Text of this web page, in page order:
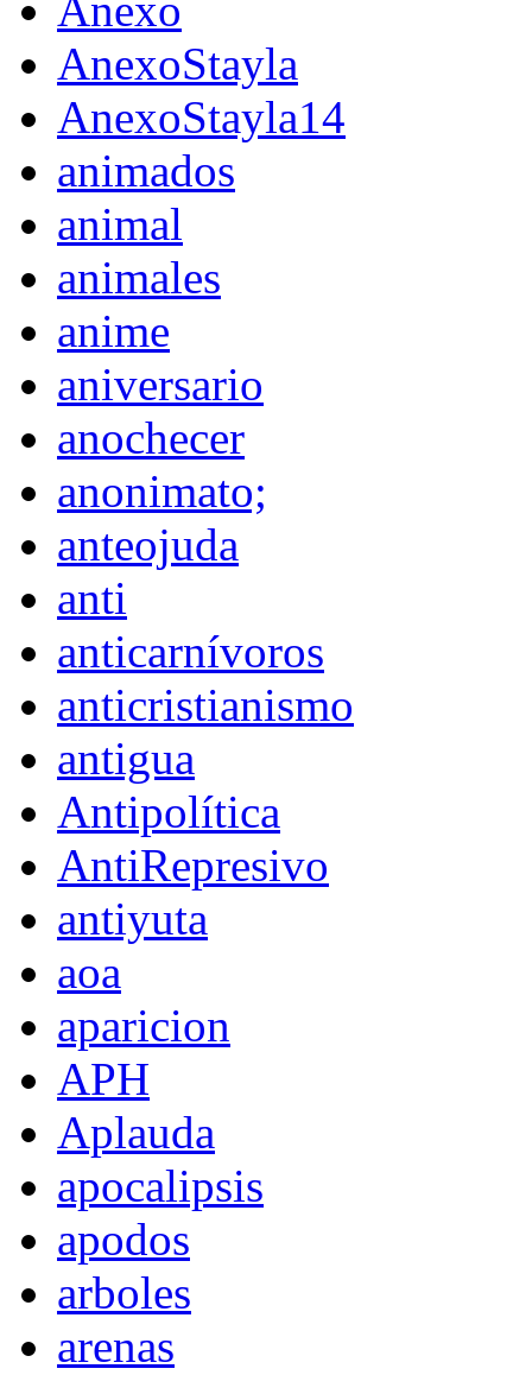
Anexo
AnexoStayla
AnexoStayla14
animados
animal
animales
anime
aniversario
anochecer
anonimato;
anteojuda
anti
anticarnívoros
anticristianismo
antigua
Antipolítica
AntiRepresivo
antiyuta
aoa
aparicion
APH
Aplauda
apocalipsis
apodos
arboles
arenas